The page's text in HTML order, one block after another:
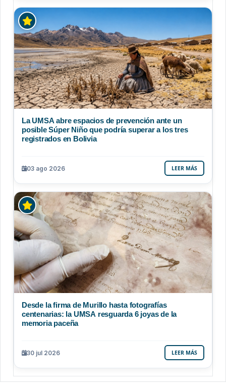
La UMSA abre espacios de prevención ante un
posible Súper Niño que podría superar a los tres
registrados en Bolivia
03 ago 2026 LEER MÁS
Desde la firma de Murillo hasta fotografías
centenarias: la UMSA resguarda 6 joyas de la
memoria paceña
30 jul 2026 LEER MÁS